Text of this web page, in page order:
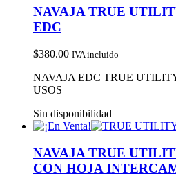
NAVAJA TRUE
EDC
$380.00 IVA incluido
NAVAJA EDC TRUE
USOS
Sin disponibilidad
NAVAJA TRUE
CON HOJA